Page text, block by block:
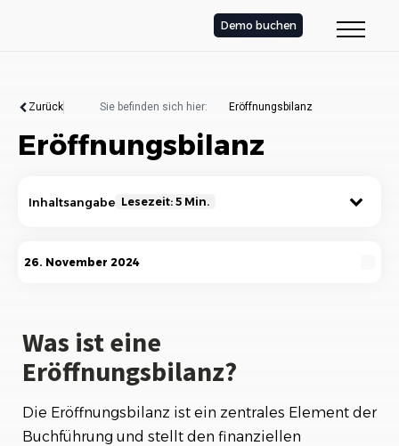
Demo buchen
Zurück Sie befinden sich hier: Eröffnungsbilanz
Eröffnungsbilanz
Inhaltsangabe Lesezeit: 5 Min.
Was ist eine Eröffnungsbilanz?
Aufbau und Struktur der Eröffnungsbilanz
Die Bedeutung der Eröffnungsbilanz
Erstellung der Eröffnungsbilanz
26. November 2024
Was ist eine
Eröffnungsbilanz?
Die Eröffnungsbilanz ist ein zentrales Element der
Buchführung und stellt den finanziellen